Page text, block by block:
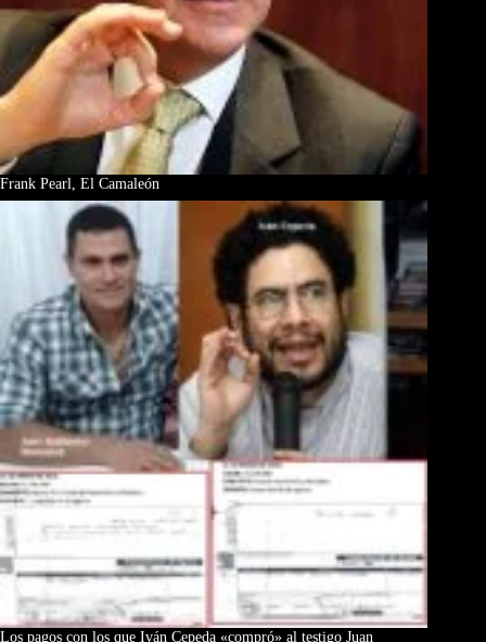
Frank Pearl, El Camaleón
Los pagos con los que Iván Cepeda «compró» al testigo Juan